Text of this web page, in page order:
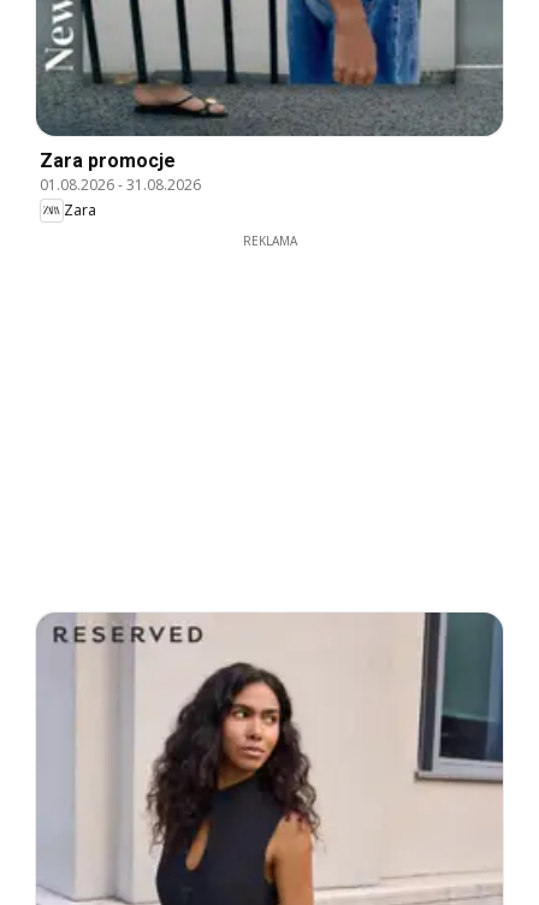
Zara promocje
01.08.2026-31.08.2026
Zara
REKLAMA